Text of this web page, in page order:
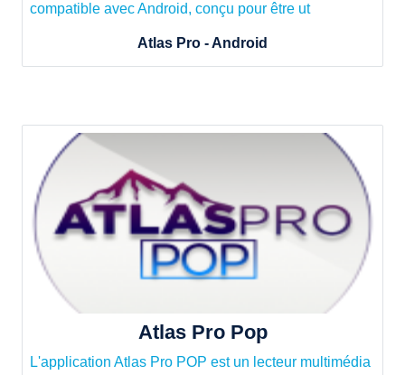
compatible avec Android, conçu pour être ut
Atlas Pro - Android
Atlas Pro Pop
L'application Atlas Pro POP est un lecteur multimédia